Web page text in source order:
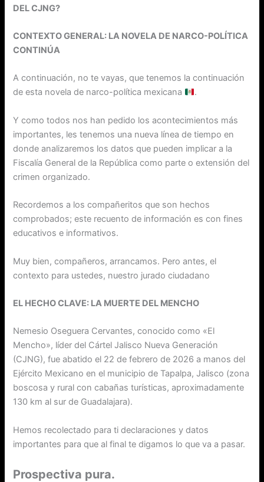
DEL CJNG?
CONTEXTO GENERAL: LA NOVELA DE NARCO-POLÍTICA
CONTINÚA
A continuación, no te vayas, que tenemos la continuación
de esta novela de narco-política mexicana
.
Y como todos nos han pedido los acontecimientos más
importantes, les tenemos una nueva línea de tiempo en
donde analizaremos los datos que pueden implicar a la
Fiscalía General de la República como parte o extensión del
crimen organizado.
Recordemos a los compañeritos que son hechos
comprobados; este recuento de información es con fines
educativos e informativos.
Muy bien, compañeros, arrancamos. Pero antes, el
contexto para ustedes, nuestro jurado ciudadano
EL HECHO CLAVE: LA MUERTE DEL MENCHO
Nemesio Oseguera Cervantes, conocido como «El
Mencho», líder del Cártel Jalisco Nueva Generación
(CJNG), fue abatido el 22 de febrero de 2026 a manos del
Ejército Mexicano en el municipio de Tapalpa, Jalisco (zona
boscosa y rural con cabañas turísticas, aproximadamente
130 km al sur de Guadalajara).
Hemos recolectado para ti declaraciones y datos
importantes para que al final te digamos lo que va a pasar.
Prospectiva pura.